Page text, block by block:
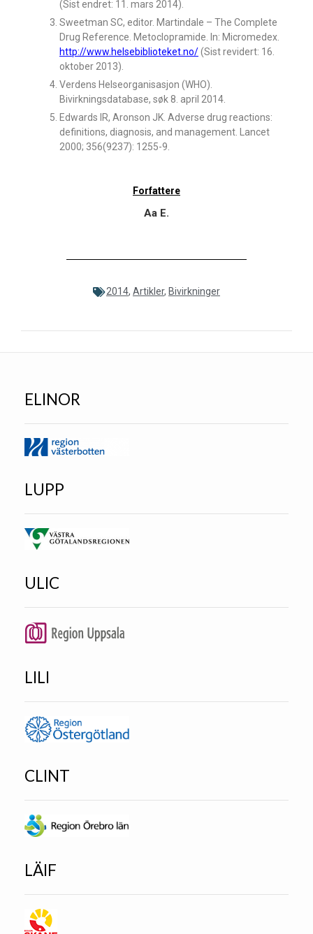
(Sist endret: 11. mars 2014).
Sweetman SC, editor. Martindale – The Complete
Drug Reference. Metoclopramide. In: Micromedex.
http://www.helsebiblioteket.no/(Sist revidert: 16.
oktober 2013).
Verdens Helseorganisasjon (WHO).
Bivirkningsdatabase, søk 8. april 2014.
Edwards IR, Aronson JK. Adverse drug reactions:
definitions, diagnosis, and management. Lancet
2000; 356(9237): 1255-9.
Forfattere
Aa E.
2014, Artikler, Bivirkninger
ELINOR
LUPP
ULIC
LILI
CLINT
LÄIF